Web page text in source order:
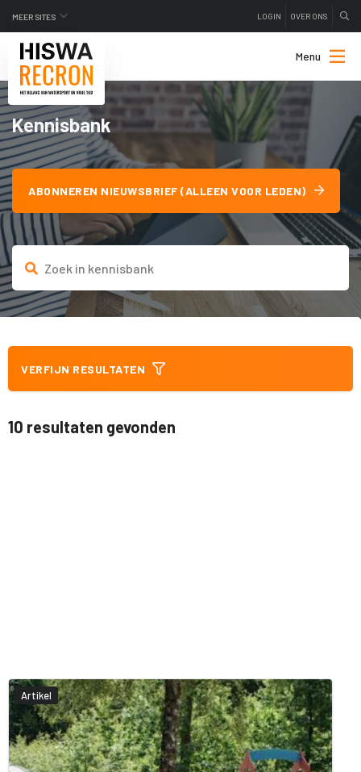
MEER SITES LOGIN OVER ONS
Menu
Kennisbank
ABONNEREN NIEUWSBRIEF (ALLEEN VOOR LEDEN)
VERFIJN RESULTATEN
10 resultaten gevonden
Artikel